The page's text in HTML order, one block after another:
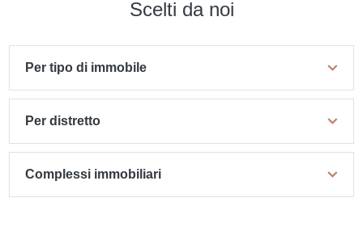
Scelti da noi
Per tipo di immobile
Per distretto
Complessi immobiliari